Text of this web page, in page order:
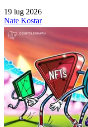
19 lug 2026
Nate Kostar